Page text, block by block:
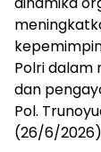
Polri dalam
dan
Pol.
(26/6/